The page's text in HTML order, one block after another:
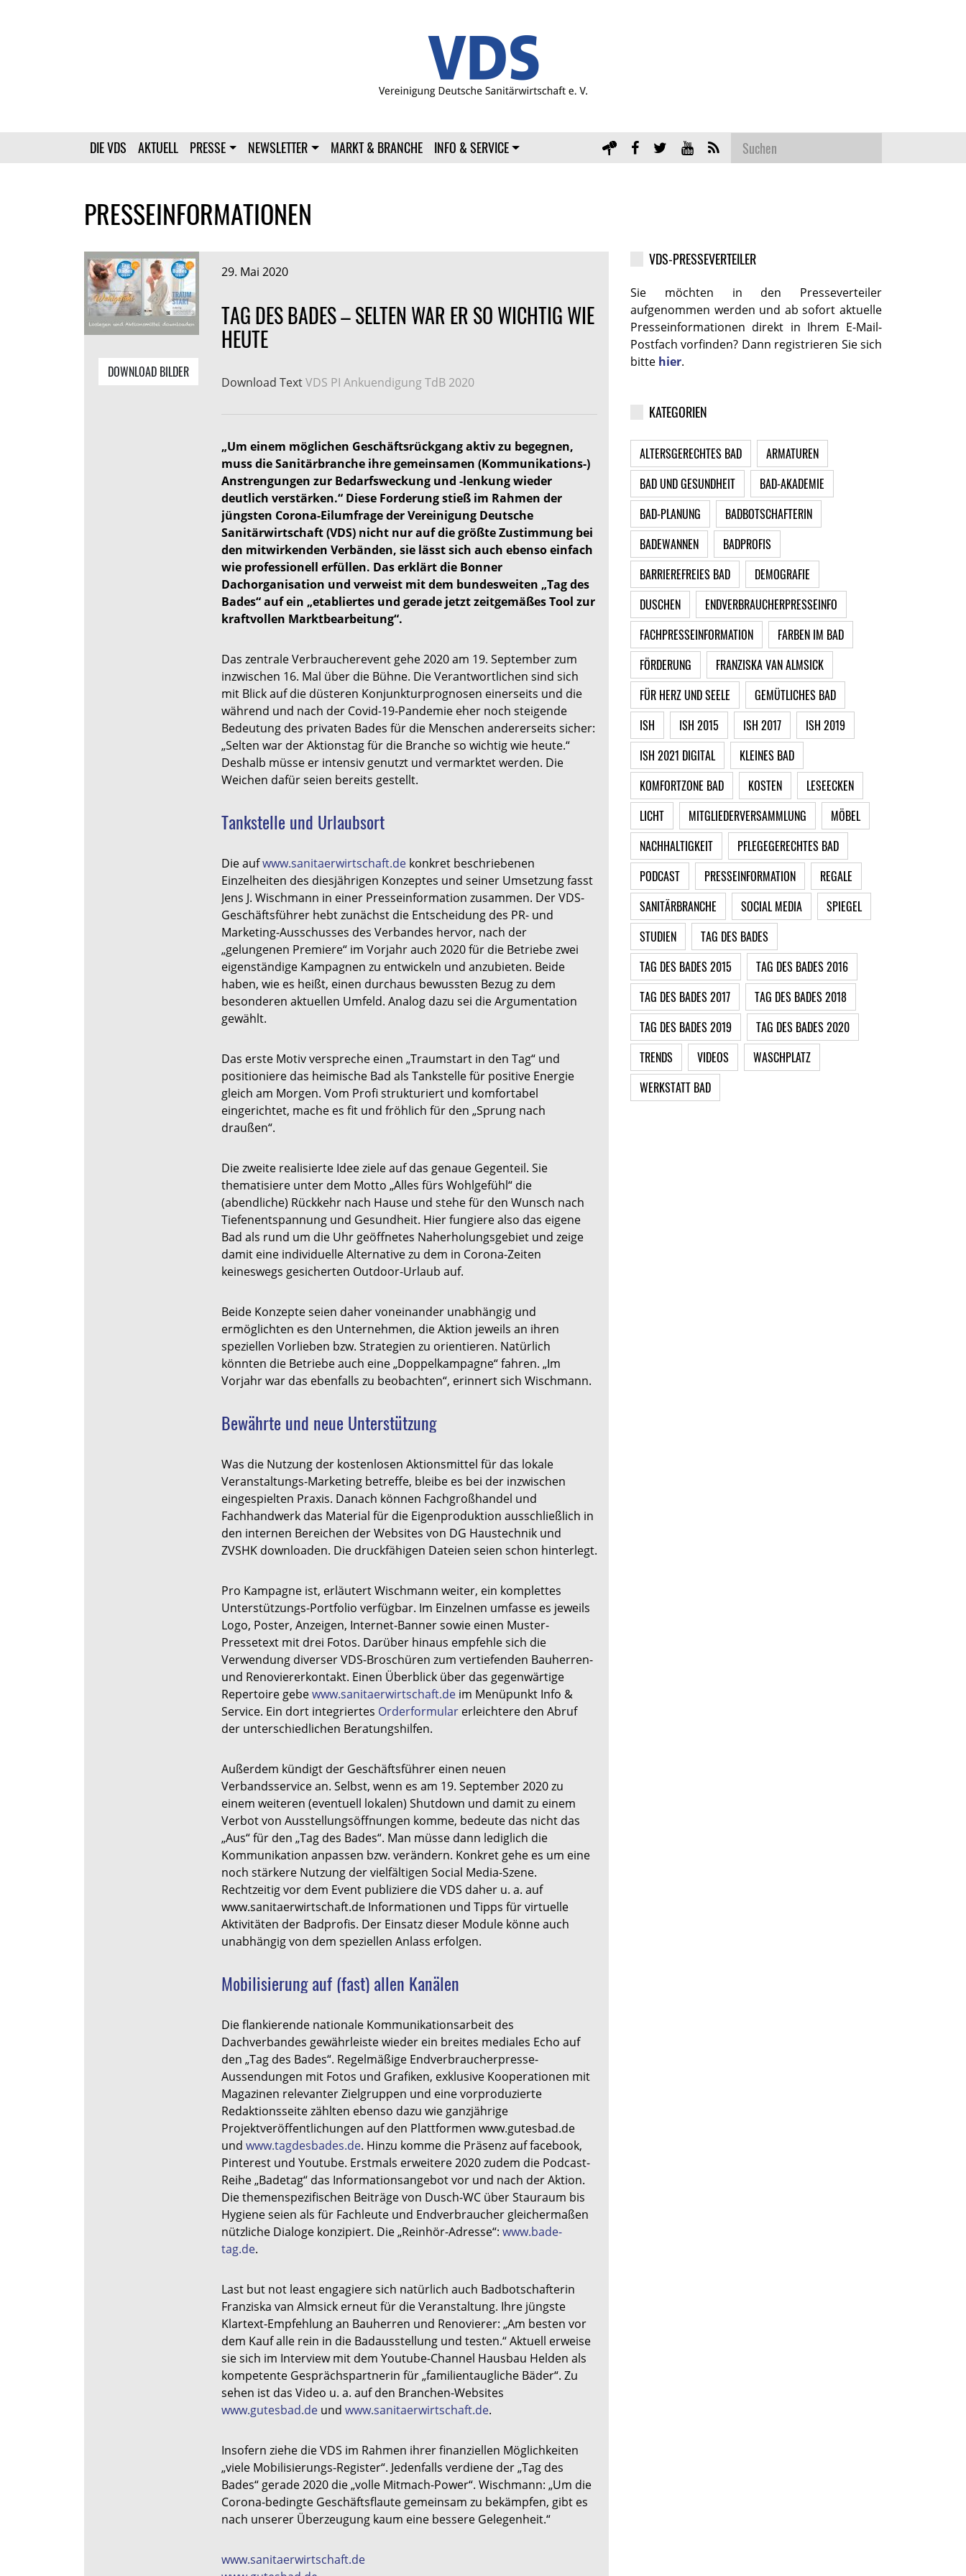
DIE VDS AKTUELL PRESSE NEWSLETTER MARKT & BRANCHE INFO & SERVICE
PRESSEINFORMATIONEN
DOWNLOAD BILDER
29. Mai 2020
TAG DES BADES – SELTEN WAR ER SO WICHTIG WIE
HEUTE
Download TextVDS PI Ankuendigung TdB 2020
„Um einem möglichen Geschäftsrückgang aktiv zu begegnen,
muss die Sanitärbranche ihre gemeinsamen (Kommunikations-)
Anstrengungen zur Bedarfsweckung und -lenkung wieder
deutlich verstärken.“ Diese Forderung stieß im Rahmen der
jüngsten Corona-Eilumfrage der Vereinigung Deutsche
Sanitärwirtschaft (VDS) nicht nur auf die größte Zustimmung bei
den mitwirkenden Verbänden, sie lässt sich auch ebenso einfach
wie professionell erfüllen. Das erklärt die Bonner
Dachorganisation und verweist mit dem bundesweiten „Tag des
Bades“ auf ein „etabliertes und gerade jetzt zeitgemäßes Tool zur
kraftvollen Marktbearbeitung“.
Das zentrale Verbraucherevent gehe 2020 am 19. September zum
inzwischen 16. Mal über die Bühne. Die Verantwortlichen sind sich
mit Blick auf die düsteren Konjunkturprognosen einerseits und die
während und nach der Covid-19-Pandemie eher noch steigende
Bedeutung des privaten Bades für die Menschen andererseits sicher:
„Selten war der Aktionstag für die Branche so wichtig wie heute.“
Deshalb müsse er intensiv genutzt und vermarktet werden. Die
Weichen dafür seien bereits gestellt.
Tankstelle und Urlaubsort
Die aufwww.sanitaerwirtschaft.de konkret beschriebenen
Einzelheiten des diesjährigen Konzeptes und seiner Umsetzung fasst
Jens J. Wischmann in einer Presseinformation zusammen. Der VDS-
Geschäftsführer hebt zunächst die Entscheidung des PR- und
Marketing-Ausschusses des Verbandes hervor, nach der
„gelungenen Premiere“ im Vorjahr auch 2020 für die Betriebe zwei
eigenständige Kampagnen zu entwickeln und anzubieten. Beide
haben, wie es heißt, einen durchaus bewussten Bezug zu dem
besonderen aktuellen Umfeld. Analog dazu sei die Argumentation
gewählt.
Das erste Motiv verspreche einen „Traumstart in den Tag“ und
positioniere das heimische Bad als Tankstelle für positive Energie
gleich am Morgen. Vom Profi strukturiert und komfortabel
eingerichtet, mache es fit und fröhlich für den „Sprung nach
draußen“.
Die zweite realisierte Idee ziele auf das genaue Gegenteil. Sie
thematisiere unter dem Motto „Alles fürs Wohlgefühl“ die
(abendliche) Rückkehr nach Hause und stehe für den Wunsch nach
Tiefenentspannung und Gesundheit. Hier fungiere also das eigene
Bad als rund um die Uhr geöffnetes Naherholungsgebiet und zeige
damit eine individuelle Alternative zu dem in Corona-Zeiten
keineswegs gesicherten Outdoor-Urlaub auf.
Beide Konzepte seien daher voneinander unabhängig und
ermöglichten es den Unternehmen, die Aktion jeweils an ihren
speziellen Vorlieben bzw. Strategien zu orientieren. Natürlich
könnten die Betriebe auch eine „Doppelkampagne“ fahren. „Im
Vorjahr war das ebenfalls zu beobachten“, erinnert sich Wischmann.
Bewährte und neue Unterstützung
Was die Nutzung der kostenlosen Aktionsmittel für das lokale
Veranstaltungs-Marketing betreffe, bleibe es bei der inzwischen
eingespielten Praxis. Danach können Fachgroßhandel und
Fachhandwerk das Material für die Eigenproduktion ausschließlich in
den internen Bereichen der Websites von DG Haustechnik und
ZVSHK downloaden. Die druckfähigen Dateien seien schon hinterlegt.
Pro Kampagne ist, erläutert Wischmann weiter, ein komplettes
Unterstützungs-Portfolio verfügbar. Im Einzelnen umfasse es jeweils
Logo, Poster, Anzeigen, Internet-Banner sowie einen Muster-
Pressetext mit drei Fotos. Darüber hinaus empfehle sich die
Verwendung diverser VDS-Broschüren zum vertiefenden Bauherren-
und Renoviererkontakt. Einen Überblick über das gegenwärtige
Repertoire gebewww.sanitaerwirtschaft.de im Menüpunkt Info &
Service. Ein dort integriertes Orderformular erleichtere den Abruf
der unterschiedlichen Beratungshilfen.
Außerdem kündigt der Geschäftsführer einen neuen
Verbandsservice an. Selbst, wenn es am 19. September 2020 zu
einem weiteren (eventuell lokalen) Shutdown und damit zu einem
Verbot von Ausstellungsöffnungen komme, bedeute das nicht das
„Aus“ für den „Tag des Bades“. Man müsse dann lediglich die
Kommunikation anpassen bzw. verändern. Konkret gehe es um eine
noch stärkere Nutzung der vielfältigen Social Media-Szene.
Rechtzeitig vor dem Event publiziere die VDS daher u. a. auf
www.sanitaerwirtschaft.de Informationen und Tipps für virtuelle
Aktivitäten der Badprofis. Der Einsatz dieser Module könne auch
unabhängig von dem speziellen Anlass erfolgen.
Mobilisierung auf (fast) allen Kanälen
Die flankierende nationale Kommunikationsarbeit des
Dachverbandes gewährleiste wieder ein breites mediales Echo auf
den „Tag des Bades“. Regelmäßige Endverbraucherpresse-
Aussendungen mit Fotos und Grafiken, exklusive Kooperationen mit
Magazinen relevanter Zielgruppen und eine vorproduzierte
Redaktionsseite zählten ebenso dazu wie ganzjährige
Projektveröffentlichungen auf den Plattformen www.gutesbad.de
und www.tagdesbades.de. Hinzu komme die Präsenz auf facebook,
Pinterest und Youtube. Erstmals erweitere 2020 zudem die Podcast-
Reihe „Badetag“ das Informationsangebot vor und nach der Aktion.
Die themenspezifischen Beiträge von Dusch-WC über Stauraum bis
Hygiene seien als für Fachleute und Endverbraucher gleichermaßen
nützliche Dialoge konzipiert. Die „Reinhör-Adresse“: www.bade-
tag.de.
Last but not least engagiere sich natürlich auch Badbotschafterin
Franziska van Almsick erneut für die Veranstaltung. Ihre jüngste
Klartext-Empfehlung an Bauherren und Renovierer: „Am besten vor
dem Kauf alle rein in die Badausstellung und testen.“ Aktuell erweise
sie sich im Interview mit dem Youtube-Channel Hausbau Helden als
kompetente Gesprächspartnerin für „familientaugliche Bäder“. Zu
sehen ist das Video u. a. auf den Branchen-Websites
www.gutesbad.de und www.sanitaerwirtschaft.de.
Insofern ziehe die VDS im Rahmen ihrer finanziellen Möglichkeiten
„viele Mobilisierungs-Register“. Jedenfalls verdiene der „Tag des
Bades“ gerade 2020 die „volle Mitmach-Power“. Wischmann: „Um die
Corona-bedingte Geschäftsflaute gemeinsam zu bekämpfen, gibt es
nach unserer Überzeugung kaum eine bessere Gelegenheit.“
www.sanitaerwirtschaft.de
VDS-PRESSEVERTEILER
Sie möchten in den Presseverteiler
aufgenommen werden und ab sofort aktuelle
Presseinformationen direkt in Ihrem E-Mail-
Postfach vorfinden? Dann registrieren Sie sich
bitte hier.
KATEGORIEN
ALTERSGERECHTES BAD
ARMATUREN
BAD UND GESUNDHEIT
BAD-AKADEMIE
BAD-PLANUNG
BADBOTSCHAFTERIN
BADEWANNEN
BADPROFIS
BARRIEREFREIES BAD
DEMOGRAFIE
DUSCHEN
ENDVERBRAUCHERPRESSEINFO
FACHPRESSEINFORMATION
FARBEN IM BAD
FÖRDERUNG
FRANZISKA VAN ALMSICK
FÜR HERZ UND SEELE
GEMÜTLICHES BAD
ISH
ISH 2015 ISH 2017
ISH 2019
ISH 2021 DIGITAL
KLEINES BAD
KOMFORTZONE BAD
KOSTEN
LESEECKEN
LICHT
MITGLIEDERVERSAMMLUNG
MÖBEL
NACHHALTIGKEIT
PFLEGEGERECHTES BAD
PODCAST
PRESSEINFORMATION
REGALE
SANITÄRBRANCHE
SOCIAL MEDIA
SPIEGEL
STUDIEN
TAG DES BADES
TAG DES BADES 2015
TAG DES BADES 2016
TAG DES BADES 2017
TAG DES BADES 2018
TAG DES BADES 2019
TAG DES BADES 2020
TRENDS
VIDEOS
WASCHPLATZ
WERKSTATT BAD